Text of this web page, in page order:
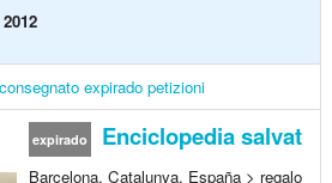
consegnato expirado petizioni
expirado Enciclopedia salvat
Barcelona, Catalunya, España > regalo